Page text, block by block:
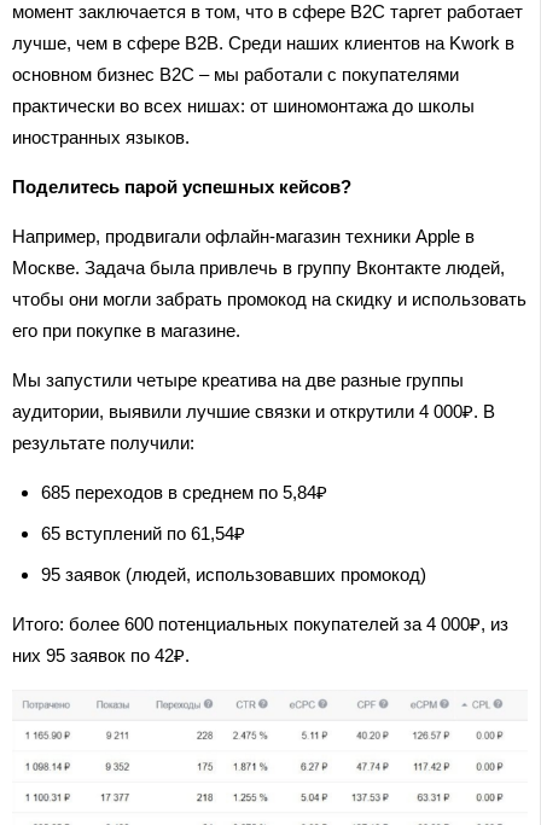
момент заключается в том, что в сфере B2C таргет работает
лучше, чем в сфере B2B. Среди наших клиентов на Kwork в
основном бизнес B2C – мы работали с покупателями
практически во всех нишах: от шиномонтажа до школы
иностранных языков.
Поделитесь парой успешных кейсов?
Например, продвигали офлайн-магазин техники Apple в
Москве. Задача была привлечь в группу Вконтакте людей,
чтобы они могли забрать промокод на скидку и использовать
его при покупке в магазине.
Мы запустили четыре креатива на две разные группы
аудитории, выявили лучшие связки и открутили 4 000₽. В
результате получили:
685 переходов в среднем по 5,84₽
65 вступлений по 61,54₽
95 заявок (людей, использовавших промокод)
Итого: более 600 потенциальных покупателей за 4 000₽, из
них 95 заявок по 42₽.